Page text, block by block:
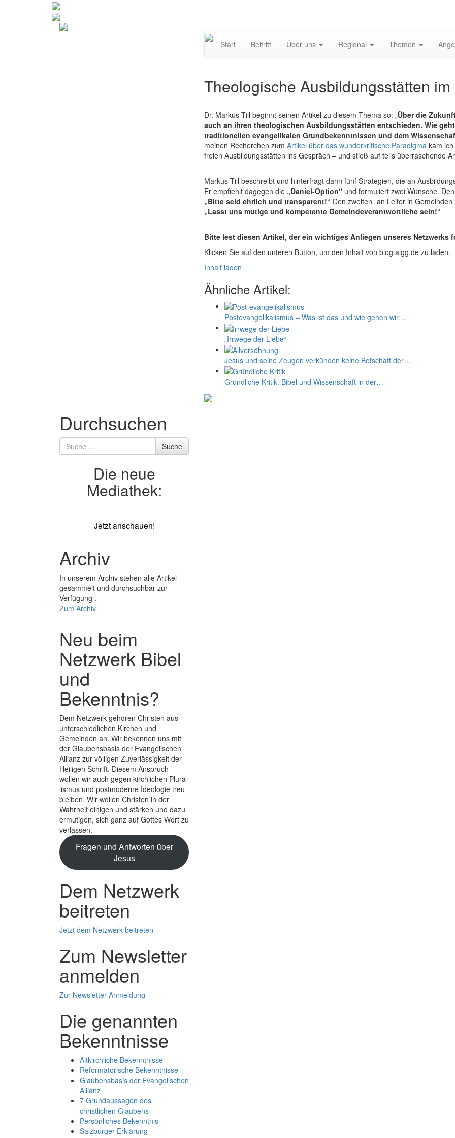
Navigation
umschalten
Start Beitritt Über uns Regional Themen
Theologische Ausbildungsstätten
Dr. Markus Till beginnt seinen Artikel zu diesem Thema so: „Über die
auch an ihren theologischen Ausbildungsstätten entschieden. Wie
traditionellen evangelikalen Grundbekenntnissen und dem
meinen Recherchen zum Artikel über das wunderkritische Paradigma kam
freien Ausbildungsstätten ins Gespräch – und stieß auf teils überraschende
Markus Till beschreibt und hinterfragt dann fünf Strategien, die an
Er empfiehlt dagegen die „Daniel-Option“ und formuliert zwei Wünsche.
„Bitte seid ehrlich und transparent!“ Den zweiten „an Leiter in
„Lasst uns mutige und kompetente Gemeindeverantwortliche sein!“
Bitte lest diesen Artikel, der ein wichtiges Anliegen unseres Netzwerks
Klicken Sie auf den unteren Button, um den Inhalt von blog.aigg.de zu laden.
Inhalt laden
Ähnliche Artikel:
Postevangelikalismus – Was ist das und wie gehen wir…
„Irrwege der Liebe“
Jesus und seine Zeugen verkünden keine Botschaft der…
Gründliche Kritik: Bibel und Wissenschaft in der…
Durchsuchen
Suche
nach
Suche
Die neue
Mediathek:
Jetzt anschauen!
Archiv
In unserem Archiv stehen alle Artikel
gesammelt und durchsuchbar zur
Verfügung .
Zum Archiv
Neu beim
Netzwerk Bibel
und
Bekenntnis?
Dem Netzwerk gehören Christen aus
unterschiedlichen Kirchen und
Gemeinden an. Wir bekennen uns mit
der Glaubens­basis der Evange­lischen
Allianz zur völligen Zuver­lässigkeit der
Heiligen Schrift. Diesem Anspruch
wollen wir auch gegen kirchlichen Plura­
lismus und post­moderne Ideologie treu
bleiben. Wir wollen Christen in der
Wahrheit einigen und stärken und dazu
ermutigen, sich ganz auf Gottes Wort zu
verlassen.
Fragen und Antworten über
Jesus
Dem Netzwerk
beitreten
Jetzt dem Netzwerk beitreten
Zum Newsletter
anmelden
Zur Newsletter Anmeldung
Die genannten
Bekenntnisse
Altkirchliche Bekenntnisse
Reformatorische Bekenntnisse
Glaubensbasis der Evangelischen
Allianz
7 Grundaussagen des
christlichen Glaubens
Persönliches Bekenntnis
Salzburger Erklärung